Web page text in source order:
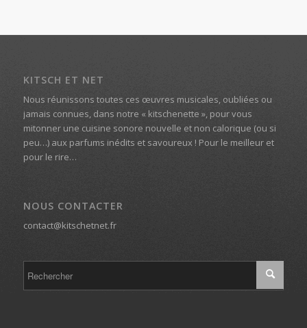
KITSCH ET NET
Nous réunissons toutes ces œuvres musicales, oubliées ou
jamais connues, dans notre « kitschenette », pour vous
mitonner une cuisine sonore nouvelle et non calorique (ou si
peu…) aux parfums inédits et savoureux ! Pour le meilleur et
pour le rire…
NOUS CONTACTER
contact@kitschetnet.fr